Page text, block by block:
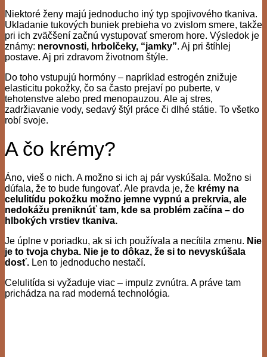
Niektoré ženy majú jednoducho iný typ spojivového tkaniva.
Ukladanie tukových buniek prebieha vo zvislom smere, takže
pri ich zväčšení začnú vystupovať smerom hore. Výsledok je
známy: nerovnosti, hrbolčeky, “jamky”. Aj pri štíhlej
postave. Aj pri zdravom životnom štýle.
Do toho vstupujú hormóny – napríklad estrogén znižuje
elasticitu pokožky, čo sa často prejaví po puberte, v
tehotenstve alebo pred menopauzou. Ale aj stres,
zadržiavanie vody, sedavý štýl práce či dlhé státie. To všetko
robí svoje.
A čo krémy?
Áno, vieš o nich. A možno si ich aj pár vyskúšala. Možno si
dúfala, že to bude fungovať. Ale pravda je, že krémy na
celulitídu pokožku možno jemne vypnú a prekrvia, ale
nedokážu preniknúť tam, kde sa problém začína – do
hlbokých vrstiev tkaniva.
Je úplne v poriadku, ak si ich používala a necítila zmenu. Nie
je to tvoja chyba. Nie je to dôkaz, že si to nevyskúšala
dosť. Len to jednoducho nestačí.
Celulitída si vyžaduje viac – impulz zvnútra. A práve tam
prichádza na rad moderná technológia.